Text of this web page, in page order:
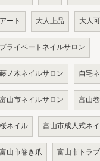
アート 大人上品 大人
プライベートネイルサロン
藤ノ木ネイルサロン 自宅
富山市ネイルサロン 富山
桜ネイル 富山市成人式ネ
富山市巻き爪 富山市トラ